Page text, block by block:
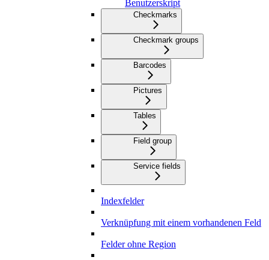
Benutzerskript
Checkmarks
Checkmark groups
Barcodes
Pictures
Tables
Field group
Service fields
Indexfelder
Verknüpfung mit einem vorhandenen Feld
Felder ohne Region